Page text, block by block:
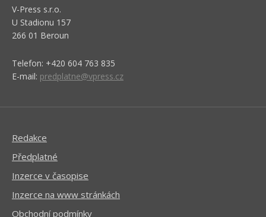
V-Press s.r.o.
U Stadionu 157
266 01 Beroun
Telefon: +420 604 763 835
E-mail: predplatne@vpress.cz
Redakce
Předplatné
Inzerce v časopise
Inzerce na www stránkách
Obchodní podmínky